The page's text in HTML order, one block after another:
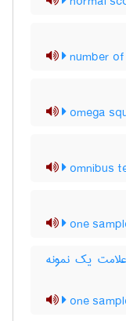
number
omega
omnibus
one
یک نمونه
one